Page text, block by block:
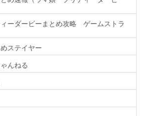
ーダービーまとめ攻略 ゲームストラ
ステイヤー
んねる